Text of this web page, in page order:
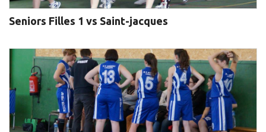
Seniors Filles 1 vs Saint-jacques